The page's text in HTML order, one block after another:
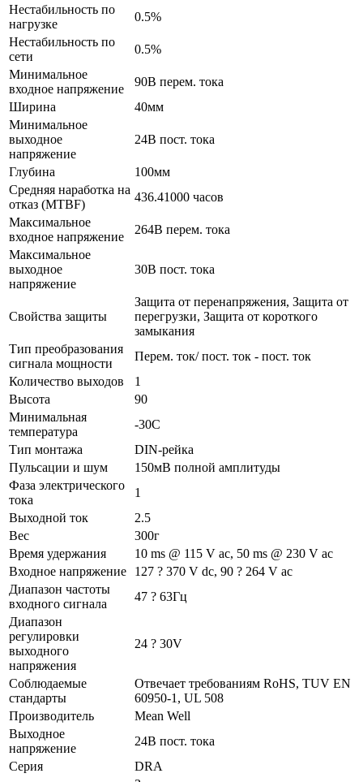
Нестабильность по
нагрузке
0.5%
Нестабильность по
сети
0.5%
Минимальное
входное напряжение
90В перем. тока
Ширина
40мм
Минимальное
выходное
напряжение
24В пост. тока
Глубина
100мм
Средняя наработка на
отказ (MTBF)
436.41000 часов
Максимальное
входное напряжение
264В перем. тока
Максимальное
выходное
напряжение
30В пост. тока
Свойства защиты
Защита от перенапряжения, Защита от
перегрузки, Защита от короткого
замыкания
Тип преобразования
сигнала мощности
Перем. ток/ пост. ток - пост. ток
Количество выходов
1
Высота
90
Минимальная
температура
-30C
Тип монтажа
DIN-рейка
Пульсации и шум
150мВ полной амплитуды
Фаза электрического
тока
1
Выходной ток
2.5
Вес
300г
Время удержания
10 ms @ 115 V ac, 50 ms @ 230 V ac
Входное напряжение
127 ? 370 V dc, 90 ? 264 V ac
Диапазон частоты
входного сигнала
47 ? 63Гц
Диапазон
регулировки
выходного
напряжения
24 ? 30V
Соблюдаемые
стандарты
Отвечает требованиям RoHS, TUV EN
60950-1, UL 508
Производитель
Mean Well
Выходное
напряжение
24В пост. тока
Серия
DRA